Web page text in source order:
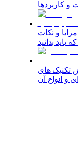
و کاربردها
و نکات
باید بدانید
های
و انواع آن